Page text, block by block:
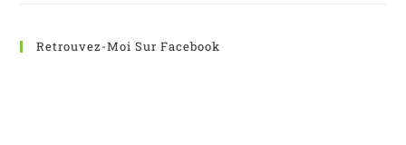
Retrouvez-Moi Sur Facebook